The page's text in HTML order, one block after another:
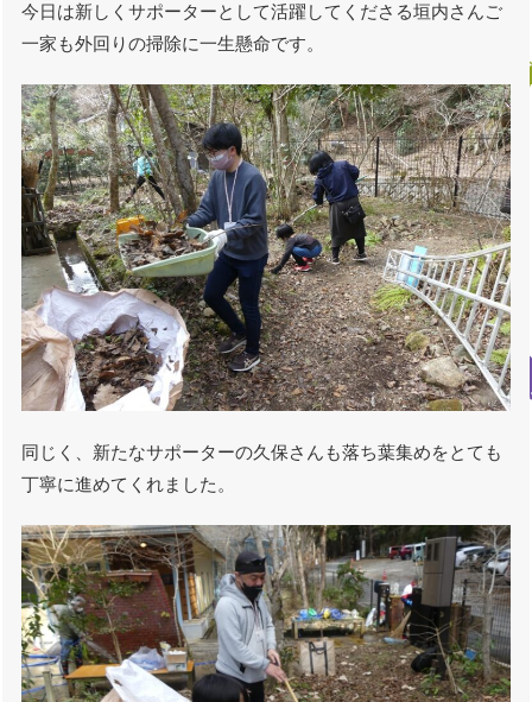
今日は新しくサポーターとして活躍してくださる垣内さんご
一家も外回りの掃除に一生懸命です。
同じく、新たなサポーターの久保さんも落ち葉集めをとても
丁寧に進めてくれました。